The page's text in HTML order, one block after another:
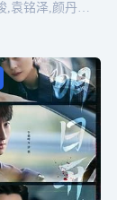
主演：景研竣,袁铭泽,颜丹晨,刘腾远,冯晨晨,黄子瑞,洪雨彤,甘明洋,海睿桐,袁宇翔,杨恺圣,杨安棣,钱嘉臻,胡诗雨,陈楷文,牛軼禾,王腾婉,柳子鱼,陈可芯,张轶涵,沈佳乐,马冰怡,潘威佳,李鑫,徐春春,王紫馨,向峰,尹轲轲,李旗,杨家乐,袁莉,张石伟,任文超,徐宓,周晓杰,王龙柯,谢丽丽,刘伟强,李凤瑶,曾永桂,李金辉,申刘,向明超,冯森,林心悦,王明